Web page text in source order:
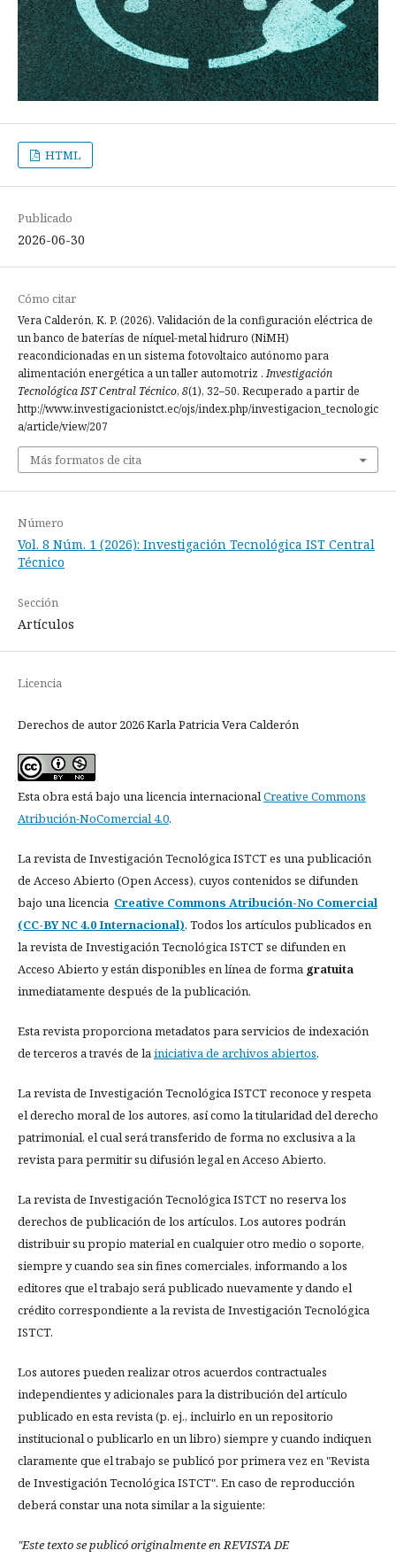
HTML
Publicado
2026-06-30
Cómo citar
Vera Calderón, K. P. (2026). Validación de la configuración eléctrica de
un banco de baterías de níquel-metal hidruro (NiMH)
reacondicionadas en un sistema fotovoltaico autónomo para
alimentación energética a un taller automotriz .Investigación
Tecnológica IST Central Técnico, 8(1), 32–50. Recuperado a partir de
http://www.investigacionistct.ec/ojs/index.php/investigacion_tecnologic
a/article/view/207
Más formatos de cita
Número
Vol. 8 Núm. 1 (2026): Investigación Tecnológica IST Central
Técnico
Sección
Artículos
Licencia
Derechos de autor 2026 Karla Patricia Vera Calderón
Esta obra está bajo una licencia internacionalCreative Commons
Atribución-NoComercial 4.0.
La revista de Investigación Tecnológica ISTCT es una publicación
de Acceso Abierto (Open Access), cuyos contenidos se difunden
bajo una licencia Creative Commons Atribución-No Comercial
(CC-BY NC 4.0 Internacional). Todos los artículos publicados en
la revista de Investigación Tecnológica ISTCT se difunden en
Acceso Abierto y están disponibles en línea de forma gratuita
inmediatamente después de la publicación.
Esta revista proporciona metadatos para servicios de indexación
de terceros a través de lainiciativa de archivos abiertos.
La revista de Investigación Tecnológica ISTCT reconoce y respeta
el derecho moral de los autores, así como la titularidad del derecho
patrimonial, el cual será transferido de forma no exclusiva a la
revista para permitir su difusión legal en Acceso Abierto.
La revista de Investigación Tecnológica ISTCT no reserva los
derechos de publicación de los artículos. Los autores podrán
distribuir su propio material en cualquier otro medio o soporte,
siempre y cuando sea sin fines comerciales, informando a los
editores que el trabajo será publicado nuevamente y dando el
crédito correspondiente a la revista de Investigación Tecnológica
ISTCT.
Los autores pueden realizar otros acuerdos contractuales
independientes y adicionales para la distribución del artículo
publicado en esta revista (p. ej., incluirlo en un repositorio
institucional o publicarlo en un libro) siempre y cuando indiquen
claramente que el trabajo se publicó por primera vez en "Revista
de Investigación Tecnológica ISTCT". En caso de reproducción
deberá constar una nota similar a la siguiente:
"Este texto se publicó originalmente en REVISTA DE